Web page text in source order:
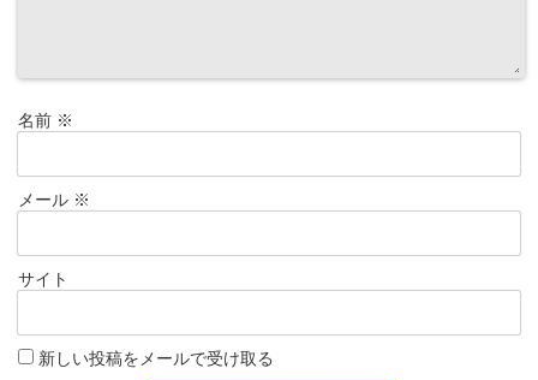
名前 ※
メール ※
サイト
新しい投稿をメールで受け取る